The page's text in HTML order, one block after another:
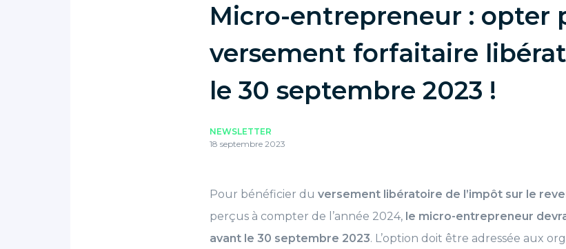
Micro-entrepreneur : opter
versement forfaitaire
le 30 septembre 2023 !
NEWSLETTER
18 septembre 2023
Pour bénéficier du versement libératoire de l’impôt sur le
perçus à compter de l’année 2024, le micro-entrepreneur
avant le 30 septembre 2023. L’option doit être adressée aux